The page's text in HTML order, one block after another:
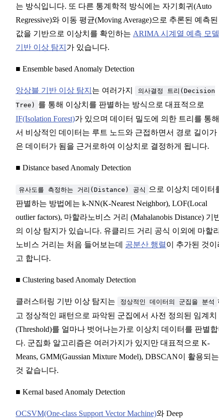
는 방식입니다. 또 다른 통계학적 방식에는 자기회귀(Auto
Regressive)와 이동 평균(Moving Average)으로 추론된 예측된
값을 기반으로 이상치를 확인하는 ARIMA 시계열 예측 모델
기반 이상 탐지 가 있습니다.
■ Ensemble based Anomaly Detection
앙상블 기반 이상 탐지 는 여러가지
의사결정 트리(Decision
Tree)
를 통해 이상치를 판별하는 방식으로 대표적으로
IF(Isolation Forest)가 있으며 데이터 밀도에 의한 트리를 통해
서 비상적인 데이터는 루트 노드와 근접하면서 경로 길이가
은 데이터가 됨을 근거로하여 이상치로 결정하게 됩니다.
■ Distance based Anomaly Detection
유사도를 측정하는 거리(Distance) 공식
으로 이상치 데이터
판별하는 방법에는 k-NN(K-Nearest Neighbor), LOF(Local
outlier factors), 마할라노비스 거리 (Mahalanobis Distance) 기
의 이상 탐지가 있습니다. 유클리드 거리 공식 이외에 마할
노비스 거리는 처음 들어보는데 공분산 행렬이 추가된 것이
고 합니다.
■ Clustering based Anomaly Detection
클러스터링 기반 이상 탐지는 정상적인 데이터의 군집을 분석
고 정상적인 패턴으로 파악된 군집에서 사전 정의된 임계치
(Threshold)를 얼마나 벗어나는가로 이상치 데이터를 판별
다. 군집화 알고리즘은 여러가지가 있지만 대표적으로 K-
Means, GMM(Gaussian Mixture Model), DBSCAN이 활용되는
것 같습니다.
■ Kernal based Anomaly Detection
OCSVM(One-class Support Vector Machine)와 Deep